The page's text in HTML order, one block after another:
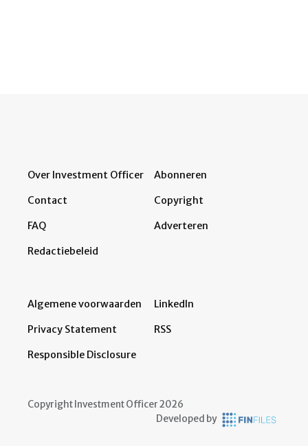
Over Investment Officer
Contact
FAQ
Redactiebeleid
Abonneren
Copyright
Adverteren
Algemene voorwaarden
Privacy Statement
Responsible Disclosure
LinkedIn
RSS
Copyright Investment Officer 2026
Developed by